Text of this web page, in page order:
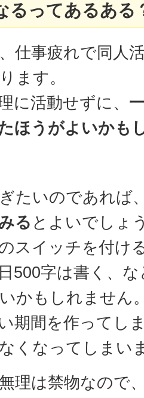
るってあるある
仕事疲れで同人
ます。
に活動せずに、
ほうがよいかも
たいのであれば
る とよいでしょ
スイッチを付け
500字は書く、
かもしれません
期間を作ってし
くなってしまい
理は禁物なので